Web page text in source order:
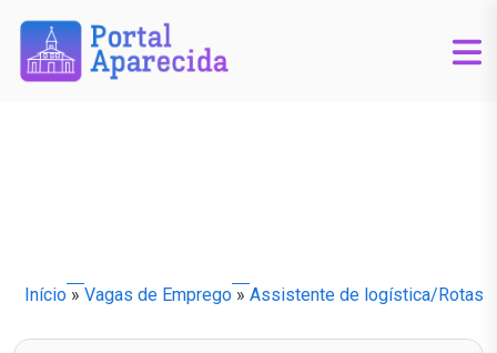
Início » Vagas de Emprego » Assistente de logística/Rotas